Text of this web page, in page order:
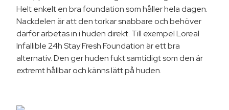
Helt enkelt en bra foundation som håller hela dagen.
Nackdelen är att den torkar snabbare och behöver
därför arbetas in i huden direkt. Till exempel Loreal
Infallible 24h Stay Fresh Foundation är ett bra
alternativ. Den ger huden fukt samtidigt som den är
extremt hållbar och känns lätt på huden.